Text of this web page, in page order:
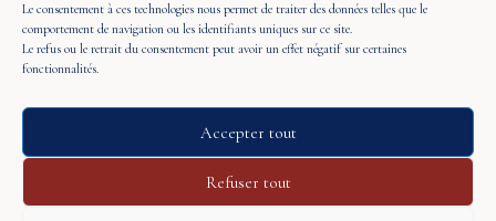
Le consentement à ces technologies nous permet de traiter des données telles que le
comportement de navigation ou les identifiants uniques sur ce site.
Le refus ou le retrait du consentement peut avoir un effet négatif sur certaines
fonctionnalités.
Accepter tout
Refuser tout
SUIVEZ-NOUS
© 2026 À Portée de Vue — Tous droits réservés